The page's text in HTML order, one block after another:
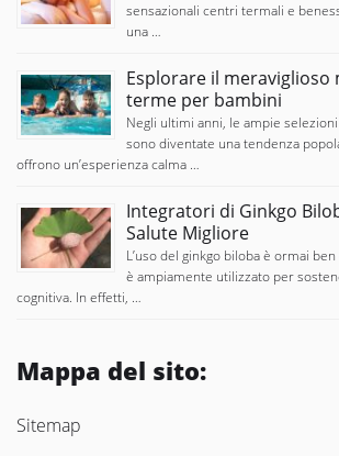
sensazionali centri termali e
una …
Esplorare il meraviglioso
terme per bambini
Negli ultimi anni, le ampie
sono diventate una tendenza
offrono un’esperienza calma …
Integratori di Ginkgo
Salute Migliore
L’uso del ginkgo biloba è ormai
è ampiamente utilizzato per
cognitiva. In effetti, …
Mappa del sito:
Sitemap